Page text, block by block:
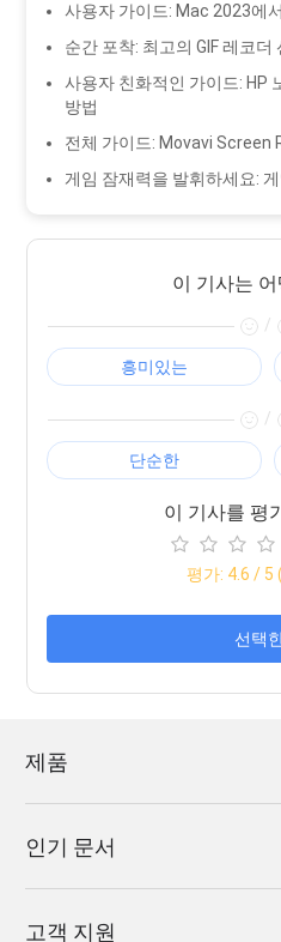
사용자 가이드: Mac 2023에
순간 포착: 최고의 GIF 레코더
사용자 친화적인 가이드: HP
방법
전체 가이드: Movavi Screen
게임 잠재력을 발휘하세요:
이 기사는
/
흥미있는
/
단순한
이 기사를 평
평가: 4.6 / 5 (
선택
제품
인기 문서
고객 지원